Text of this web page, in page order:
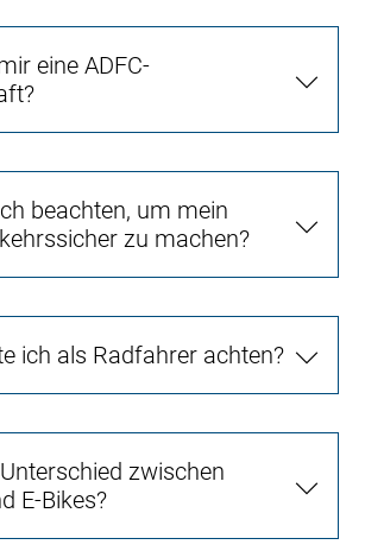
eine ADFC-
beachten, um mein
zu machen?
ich als Radfahrer achten?
zwischen
E-Bikes?